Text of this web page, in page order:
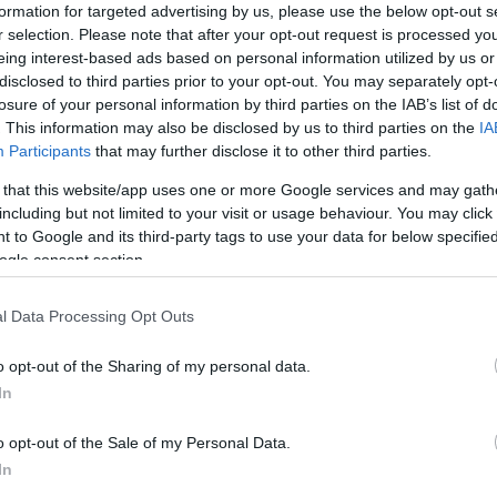
for targeted advertising by us, please use the below opt-out
selection. Please note that after your opt-out request is processed
interest-based ads based on personal information utilized by us
to third parties prior to your opt-out. You may separately
of your personal information by third parties on the IAB’s list of
This information may also be disclosed by us to third parties on the
Participants that may further disclose it to other third parties.
that this website/app uses one or more Google services and may
but not limited to your visit or usage behaviour. You may
to Google and its third-party tags to use your data for below
consent section.
Data Processing Opt Outs
opt-out of the Sharing of my personal data.
opt-out of the Sale of my Personal Data.
viszonyokat és szociális kliséket vázolnak fel, és így az
nézőjüket a valóságból - hangsúlyozta Rózsás Lívia.
videomunkák láthatók, melyekben a narratívának nincs
a Fin (Vége) feliratot az egész jelenetre kihúzva, míg Luis
mellé, mikor a szereplők gyalogolnak. Ez utóbbinak a
függöny előtt számtalan film részleteiből építkezik, olyan
egyszerre elválaszt és bevezet, egyben utalás a
a néző szemét a főmotívum felé irányítva. A kiállítás